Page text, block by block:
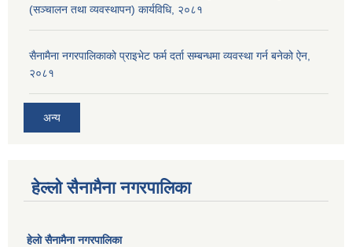
(सञ्चालन तथा व्यवस्थापन) कार्यविधि, २०८१
सैनामैना नगरपालिकाको प्राइभेट फर्म दर्ता सम्बन्धमा व्यवस्था गर्न बनेको ऐन,
२०८१
अन्य
हेल्लो सैनामैना नगरपालिका
हेलाे सैनामैना नगरपालिका